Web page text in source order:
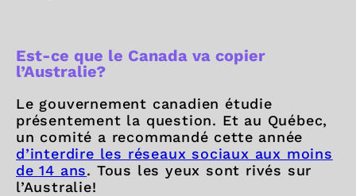
Est-ce que le Canada va copier
l’Australie?
Le gouvernement canadien étudie
présentement la question. Et au Québec,
un comité a recommandé cette année
d’interdire les réseaux sociaux aux moins
de 14 ans. Tous les yeux sont rivés sur
l’Australie!